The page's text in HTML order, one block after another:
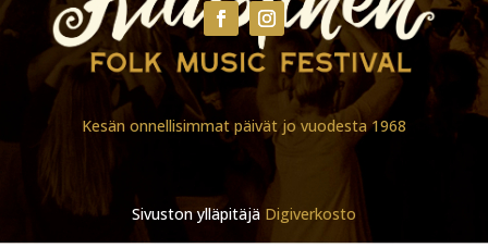
Kesän onnellisimmat päivät jo vuodesta 1968
Sivuston ylläpitäjä Digiverkosto